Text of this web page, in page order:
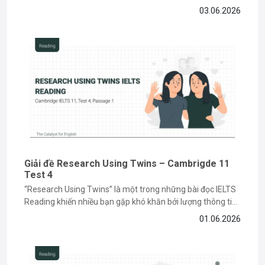
về chủ đề lịch sử và môi trường, đòi hỏi bạn phải có kỹ năng
03.06.2026
Giải đề Research Using Twins – Cambrigde 11
Test 4
“Research Using Twins” là một trong những bài đọc IELTS
Reading khiến nhiều bạn gặp khó khăn bởi lượng thông tin
học thuật và các dạng câu hỏi paraphrase phức tạp. Tuy
01.06.2026